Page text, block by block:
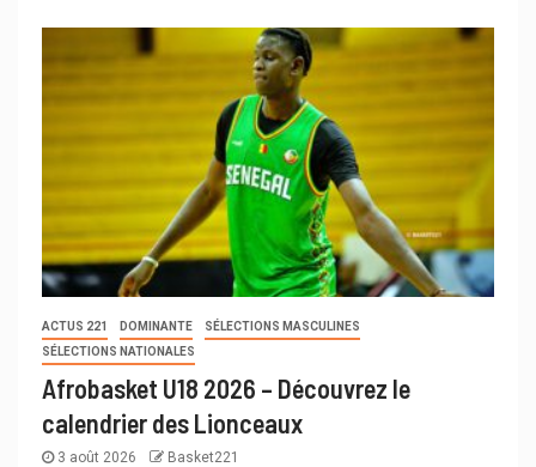
ACTUS 221 DOMINANTE
SÉLECTIONS MASCULINES
SÉLECTIONS NATIONALES
Afrobasket U18 2026 – Découvrez le
calendrier des Lionceaux
3 août 2026 Basket221